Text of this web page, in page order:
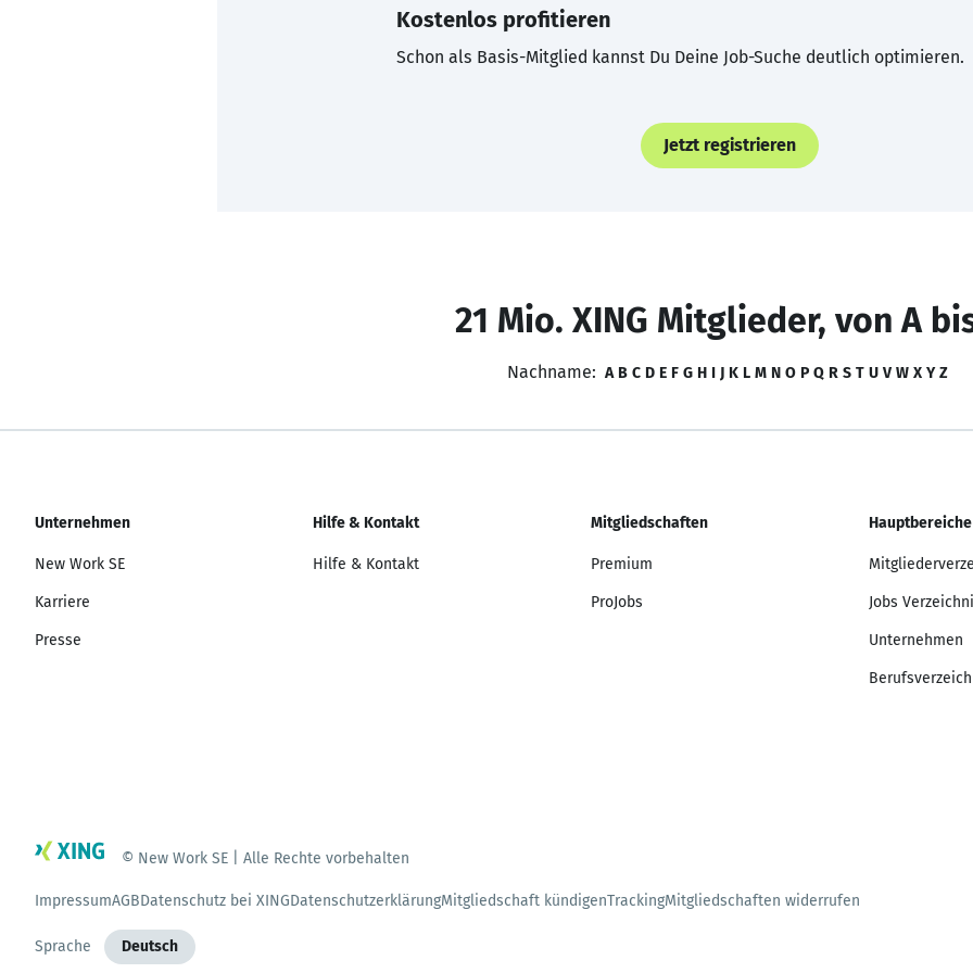
Kostenlos profitieren
Schon als Basis-Mitglied kannst Du Deine Job-Suche deutlich optimieren.
Jetzt registrieren
21 Mio. XING Mitglieder, von A
Nachname: A B C D E F G H I J K L M N O P Q R S T U V W X Y Z
Unternehmen
New Work SE
Karriere
Presse
Hilfe & Kontakt
Hilfe & Kontakt
Mitgliedschaften
Premium
ProJobs
Hauptbereiche
Jobs
Unternehmen
© New Work SE | Alle Rechte vorbehalten
ImpressumAGBDatenschutz bei XINGDatenschutzerklärungMitgliedschaft kündigenTrackingMitgliedschaften widerrufen
Sprache Deutsch